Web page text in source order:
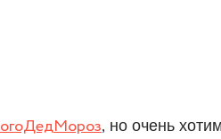
, но очень